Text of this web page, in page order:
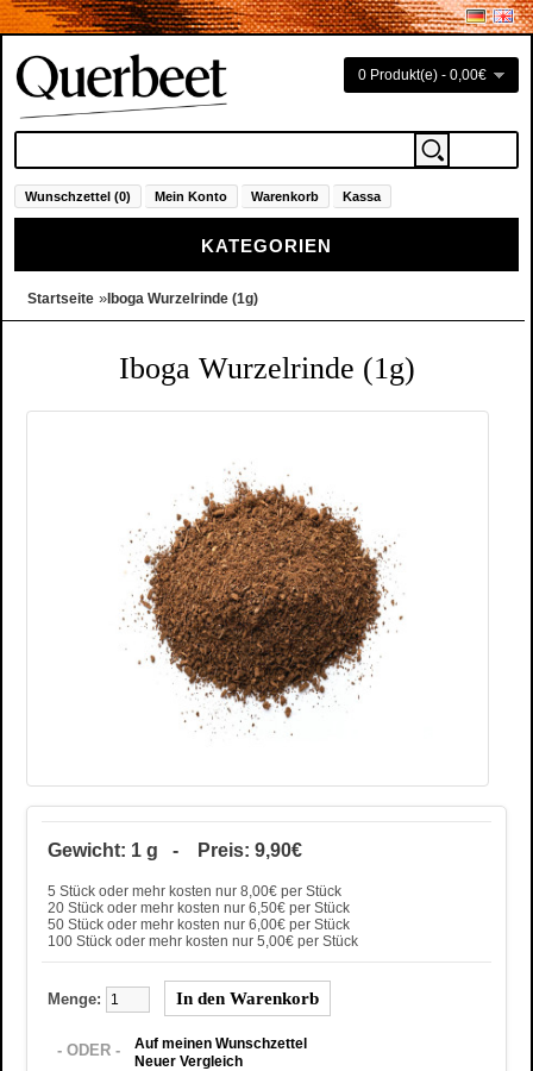
0 Produkt(e) - 0,00€
Wunschzettel (0) Mein Konto Warenkorb Kassa
KATEGORIEN
Startseite » Iboga Wurzelrinde (1g)
Iboga Wurzelrinde (1g)
Gewicht: 1 g - Preis: 9,90€
5 Stück oder mehr kosten nur 8,00€ per Stück
20 Stück oder mehr kosten nur 6,50€ per Stück
50 Stück oder mehr kosten nur 6,00€ per Stück
100 Stück oder mehr kosten nur 5,00€ per Stück
Menge:
- ODER -
Auf meinen Wunschzettel
Neuer Vergleich